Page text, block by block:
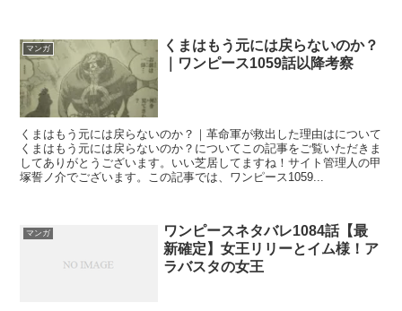
マンガ
くまはもう元には戻らないのか？
｜ワンピース1059話以降考察
くまはもう元には戻らないのか？｜革命軍が救出した理由はについて
くまはもう元には戻らないのか？についてこの記事をご覧いただきま
してありがとうございます。いい芝居してますね！サイト管理人の甲
塚誓ノ介でございます。この記事では、ワンピース1059...
マンガ
ワンピースネタバレ1084話【最
新確定】女王リリーとイム様！ア
ラバスタの女王